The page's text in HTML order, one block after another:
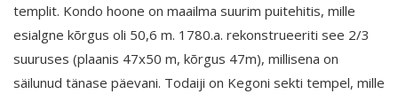
templit. Kondo hoone on maailma suurim puitehitis, mille
esialgne kõrgus oli 50,6 m. 1780.a. rekonstrueeriti see 2/3
suuruses (plaanis 47x50 m, kõrgus 47m), millisena on
säilunud tänase päevani. Todaiji on Kegoni sekti tempel, mille